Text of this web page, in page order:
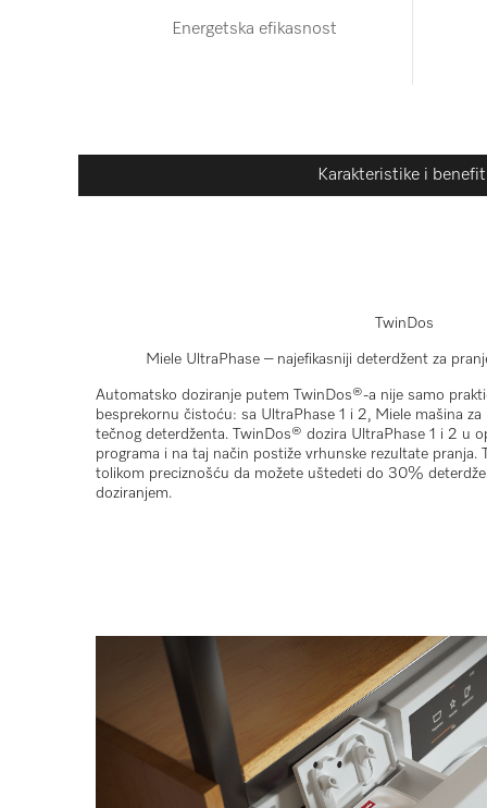
Energetska efikasnost
Karakteristike i
TwinDos
Miele UltraPhase – najefikasniji deterdžent za
Automatsko doziranje putem TwinDos®-a nije samo
besprekornu čistoću: sa UltraPhase 1 i 2, Miele mašina
tečnog deterdženta. TwinDos® dozira UltraPhase 1 i 2 u
programa i na taj način postiže vrhunske rezultate pranja.
tolikom preciznošću da možete uštedeti do 30%
doziranjem.